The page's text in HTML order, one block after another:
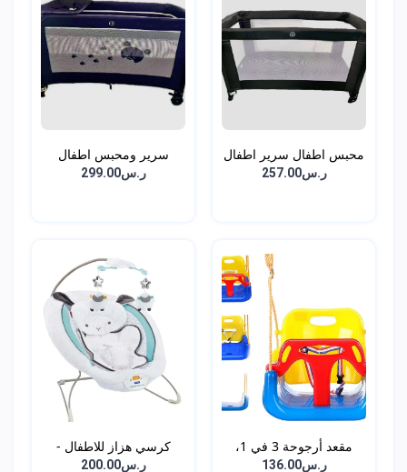
محبس اطفال سرير اطفال
د...ر.س257.00
سرير ومحبس اطفال
دورين...ر.س299.00
مقعد أرجوحة 3 في 1،
أرج...ر.س136.00
كرسي هزاز للاطفال -
أبي...ر.س200.00